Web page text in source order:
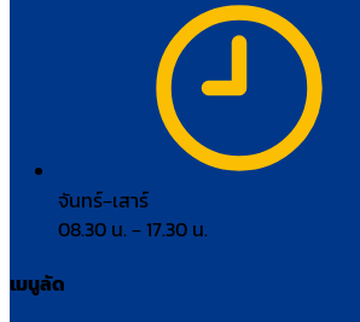
จันทร์–เสาร์
08.30 น. – 17.30 น.
เมนูลัด